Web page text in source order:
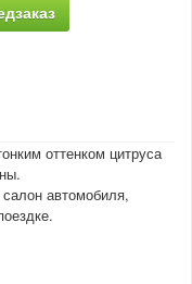
оттенком цитруса
автомобиля,